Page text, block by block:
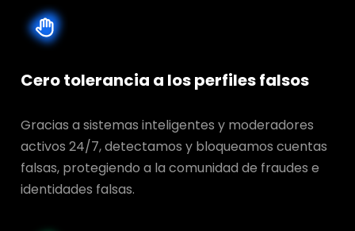
Cero tolerancia a los perfiles falsos
Gracias a sistemas inteligentes y moderadores
activos 24/7, detectamos y bloqueamos cuentas
falsas, protegiendo a la comunidad de fraudes e
identidades falsas.